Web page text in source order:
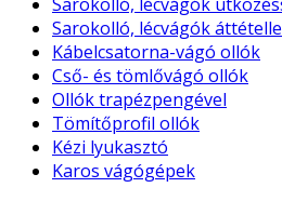
Sarokolló, lécvágók
Kábelcsatorna-vágó ollók
Cső- és tömlővágó ollók
Ollók trapézpengével
Tömítőprofil ollók
Kézi lyukasztó
Karos vágógépek